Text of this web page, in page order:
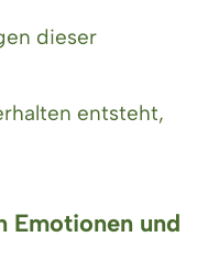
dieser
entsteht,
Emotionen und